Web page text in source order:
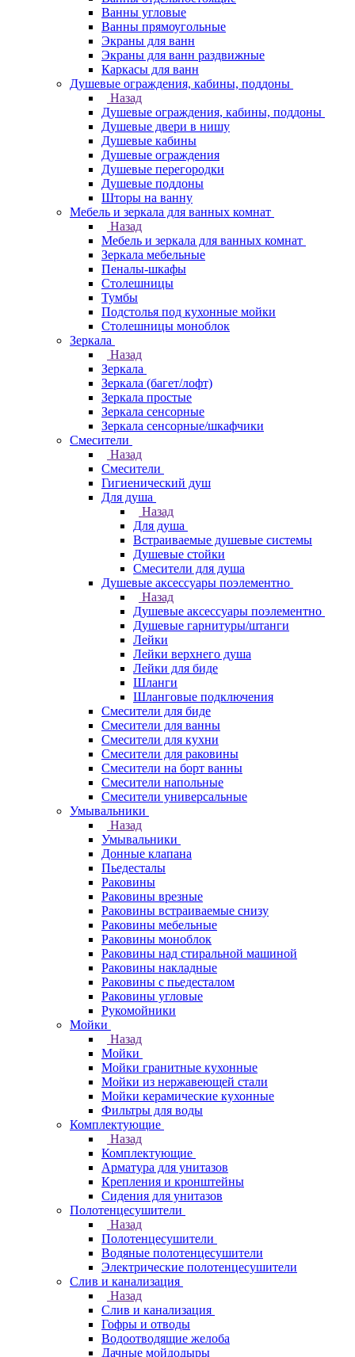
Ванны угловые
Ванны прямоугольные
Экраны для ванн
Экраны для ванн раздвижные
Каркасы для ванн
Душевые ограждения, кабины, поддоны
Назад
Душевые ограждения, кабины, поддоны
Душевые двери в нишу
Душевые кабины
Душевые ограждения
Душевые перегородки
Душевые поддоны
Шторы на ванну
Мебель и зеркала для ванных комнат
Назад
Мебель и зеркала для ванных комнат
Зеркала мебельные
Пеналы-шкафы
Столешницы
Тумбы
Подстолья под кухонные мойки
Столешницы моноблок
Зеркала
Назад
Зеркала
Зеркала (багет/лофт)
Зеркала простые
Зеркала сенсорные
Зеркала сенсорные/шкафчики
Смесители
Назад
Смесители
Гигиенический душ
Для душа
Назад
Для душа
Встраиваемые душевые системы
Душевые стойки
Смесители для душа
Душевые аксессуары поэлементно
Назад
Душевые аксессуары поэлементно
Душевые гарнитуры/штанги
Лейки
Лейки верхнего душа
Лейки для биде
Шланги
Шланговые подключения
Смесители для биде
Смесители для ванны
Смесители для кухни
Смесители для раковины
Смесители на борт ванны
Смесители напольные
Смесители универсальные
Умывальники
Назад
Умывальники
Донные клапана
Пьедесталы
Раковины
Раковины врезные
Раковины встраиваемые снизу
Раковины мебельные
Раковины моноблок
Раковины над стиральной машиной
Раковины накладные
Раковины с пьедесталом
Раковины угловые
Рукомойники
Мойки
Назад
Мойки
Мойки гранитные кухонные
Мойки из нержавеющей стали
Мойки керамические кухонные
Фильтры для воды
Комплектующие
Назад
Комплектующие
Арматура для унитазов
Крепления и кронштейны
Сидения для унитазов
Полотенцесушители
Назад
Полотенцесушители
Водяные полотенцесушители
Электрические полотенцесушители
Слив и канализация
Назад
Слив и канализация
Гофры и отводы
Водоотводящие желоба
Дачные мойдодыры